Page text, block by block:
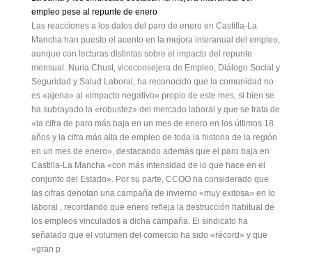
empleo pese al repunte de enero
Las reacciones a los datos del paro de enero en Castilla-La
Mancha han puesto el acento en la mejora interanual del empleo,
aunque con lecturas distintas sobre el impacto del repunte
mensual. Nuria Chust, viceconsejera de Empleo, Diálogo Social y
Seguridad y Salud Laboral, ha reconocido que la comunidad no
es «ajena» al «impacto negativo» propio de este mes, si bien se
ha subrayado la «robustez» del mercado laboral y que se trata de
«la cifra de paro más baja en un mes de enero en los últimos 18
años y la cifra más alta de empleo de toda la historia de la región
en un mes de enero», destacando además que el paro baja en
Castilla-La Mancha «con más intensidad de lo que hace en el
conjunto del Estado». Por su parte, CCOO ha considerado que
las cifras denotan una campaña de invierno «muy exitosa» en lo
laboral , recordando que enero refleja la destrucción habitual de
los empleos vinculados a dicha campaña. El sindicato ha
señalado que el volumen del comercio ha sido «récord» y que
«gran p